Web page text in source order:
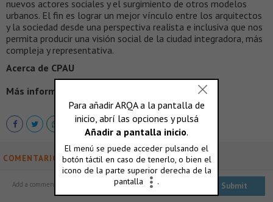
nuevos actores sociales y el surgimiento de otros modelos
urbanos. El fin es lograr un mejor vínculo entre los arquitectos
y la sociedad desde una perspectiva realista e inclusiva que nos
permita producir una visión social de la ciudad integradora, más
compleja y representativa.
Acerca de CPAU
Más información >
COMENTARIOS